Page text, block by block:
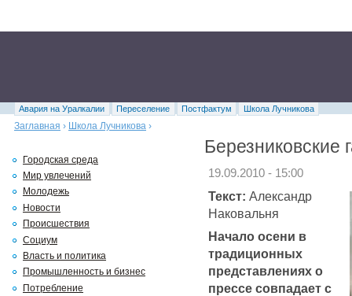
Авария на Уралкалии Переселение Постфактум
Школа Лучникова
Заглавная › Школа Лучникова ›
Березниковские
19.09.2010 - 15:00
Текст: Александр
Наковальня
Начало осени в
традиционных
представлениях о
прессе совпадает с
Городская среда
Мир увлечений
Молодежь
Новости
Происшествия
Социум
Власть и политика
Промышленность и бизнес
Потребление